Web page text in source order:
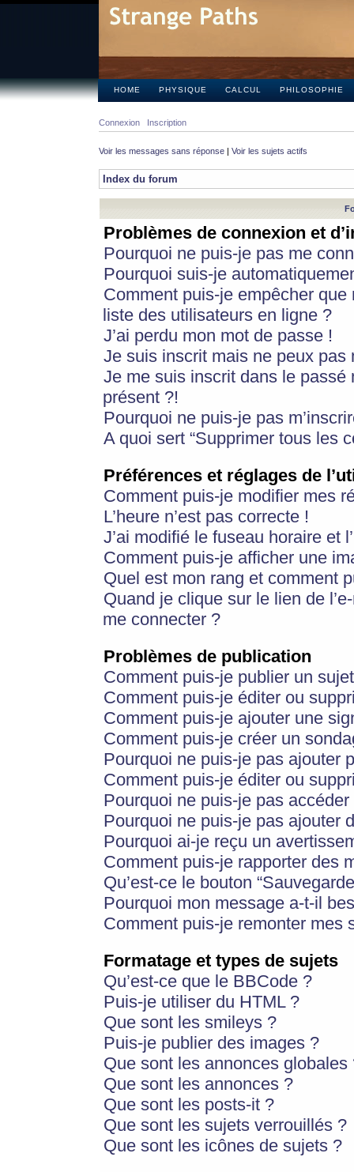
HOME PHYSIQUE CALCUL PHILOSOPHIE
Connexion Inscription
Voir les messages sans réponse | Voir les sujets actifs
Index du forum
Problèmes de connexion et
Pourquoi ne puis-je pas me
Pourquoi suis-je
Comment puis-je empêcher
liste des utilisateurs en ligne ?
J’ai perdu mon mot de passe !
Je suis inscrit mais ne peux pas
Je me suis inscrit dans le
présent ?!
Pourquoi ne puis-je pas
A quoi sert “Supprimer tous les
Préférences et réglages de
Comment puis-je modifier mes
L’heure n’est pas correcte !
J’ai modifié le fuseau horaire et
Comment puis-je afficher une
Quel est mon rang et comment
Quand je clique sur le lien de
me connecter ?
Problèmes de publication
Comment puis-je publier un
Comment puis-je éditer ou
Comment puis-je ajouter une
Comment puis-je créer un
Pourquoi ne puis-je pas ajouter
Comment puis-je éditer ou
Pourquoi ne puis-je pas
Pourquoi ne puis-je pas ajouter
Pourquoi ai-je reçu un
Comment puis-je rapporter des
Qu’est-ce le bouton
Pourquoi mon message a-t-il
Comment puis-je remonter mes
Formatage et types de sujets
Qu’est-ce que le BBCode ?
Puis-je utiliser du HTML ?
Que sont les smileys ?
Puis-je publier des images ?
Que sont les annonces globales
Que sont les annonces ?
Que sont les posts-it ?
Que sont les sujets verrouillés ?
Que sont les icônes de sujets ?